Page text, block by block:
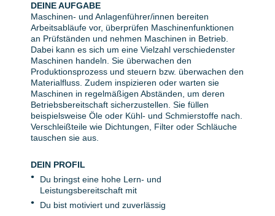
DEINE AUFGABE
Maschinen- und Anlagenführer/innen bereiten
Arbeitsabläufe vor, überprüfen Maschinenfunktionen
an Prüfständen und nehmen Maschinen in Betrieb.
Dabei kann es sich um eine Vielzahl verschiedenster
Maschinen handeln. Sie überwachen den
Produktionsprozess und steuern bzw. überwachen den
Materialfluss. Zudem inspizieren oder warten sie
Maschinen in regelmäßigen Abständen, um deren
Betriebsbereitschaft sicherzustellen. Sie füllen
beispielsweise Öle oder Kühl- und Schmierstoffe nach.
Verschleißteile wie Dichtungen, Filter oder Schläuche
tauschen sie aus.
DEIN PROFIL
Du bringst eine hohe Lern- und
Leistungsbereitschaft mit
Du bist motiviert und zuverlässig